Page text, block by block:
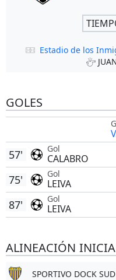
Estadio de los
GOLES
Gol
CALABRO
57'
Gol
LEIVA
75'
Gol
LEIVA
87'
ALINEACIÓN
SPORTIVO DOCK SUD